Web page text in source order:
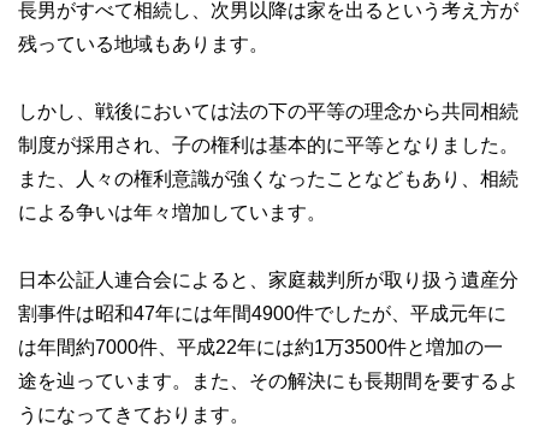
長男がすべて相続し、次男以降は家を出るという考え方が
残っている地域もあります。
しかし、戦後においては法の下の平等の理念から共同相続
制度が採用され、子の権利は基本的に平等となりました。
また、人々の権利意識が強くなったことなどもあり、相続
による争いは年々増加しています。
日本公証人連合会によると、家庭裁判所が取り扱う遺産分
割事件は昭和47年には年間4900件でしたが、平成元年に
は年間約7000件、平成22年には約1万3500件と増加の一
途を辿っています。また、その解決にも長期間を要するよ
うになってきております。